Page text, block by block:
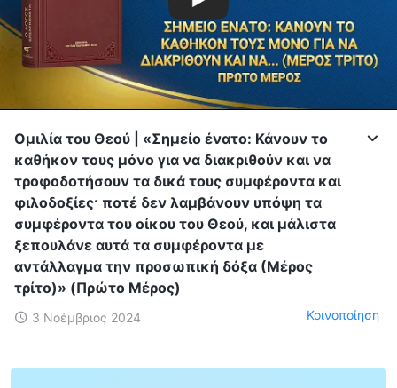
Ομιλία του Θεού | «Σημείο ένατο: Κάνουν το
καθήκον τους μόνο για να διακριθούν και να
τροφοδοτήσουν τα δικά τους συμφέροντα και
φιλοδοξίες· ποτέ δεν λαμβάνουν υπόψη τα
συμφέροντα του οίκου του Θεού, και μάλιστα
ξεπουλάνε αυτά τα συμφέροντα με
αντάλλαγμα την προσωπική δόξα (Μέρος
τρίτο)» (Πρώτο Μέρος)
3 Νοέμβριος 2024 Κοινοποίηση